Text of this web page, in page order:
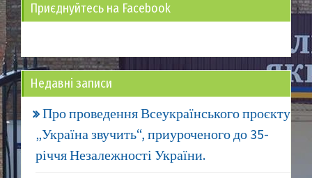
Приєднуйтесь на Facebook
Недавні записи
Про проведення Всеукраїнського проєкту
„Україна звучить“, приуроченого до 35-
річчя Незалежності України.